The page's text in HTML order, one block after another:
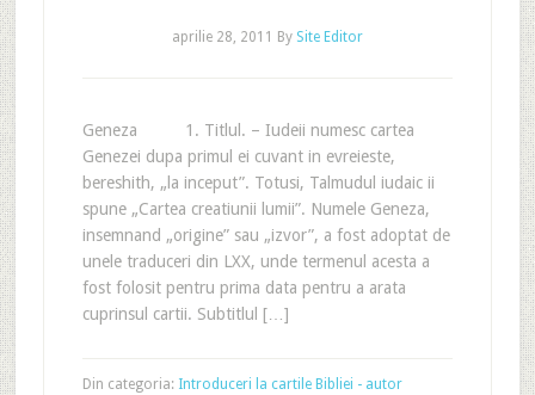
aprilie 28, 2011 By Site Editor
Geneza 1. Titlul. – Iudeii numesc cartea
Genezei dupa primul ei cuvant in evreieste,
bereshith, „la inceput”. Totusi, Talmudul iudaic ii
spune „Cartea creatiunii lumii”. Numele Geneza,
insemnand „origine” sau „izvor”, a fost adoptat de
unele traduceri din LXX, unde termenul acesta a
fost folosit pentru prima data pentru a arata
cuprinsul cartii. Subtitlul […]
Din categoria: Introduceri la cartile Bibliei - autor